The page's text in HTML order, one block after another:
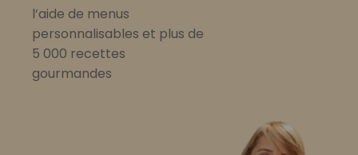
l’aide de menus
personnalisables et plus de
5 000 recettes
gourmandes